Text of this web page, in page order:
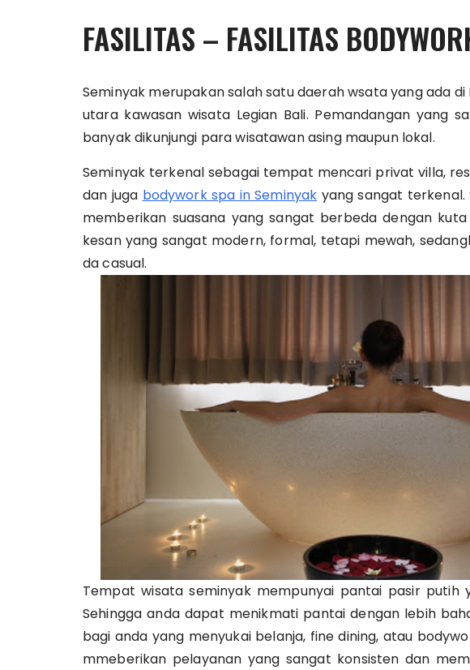
FASILITAS – FASILITAS
Seminyak merupakan salah satu daerah wsata yang ada
utara kawasan wisata Legian Bali. Pemandangan yang
banyak dikunjungi para wisatawan asing maupun lokal.
Seminyak terkenal sebagai tempat mencari privat villa,
dan juga bodywork spa in Seminyak yang sangat terkenal.
memberikan suasana yang sangat berbeda dengan
kesan yang sangat modern, formal, tetapi mewah,
da casual.
Tempat wisata seminyak mempunyai pantai pasir putih
Sehingga anda dapat menikmati pantai dengan lebih
bagi anda yang menyukai belanja, fine dining, atau
mmeberikan pelayanan yang sangat konsisten dan